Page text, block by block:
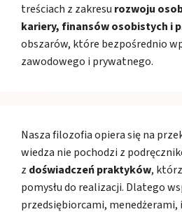
treściach z zakresu rozwoju
kariery, finansów osobistych i
obszarów, które bezpośrednio
zawodowego i prywatnego.
Nasza filozofia opiera się na
wiedza nie pochodzi z
z doświadczeń praktyków,
pomysłu do realizacji. Dlatego
przedsiębiorcami,